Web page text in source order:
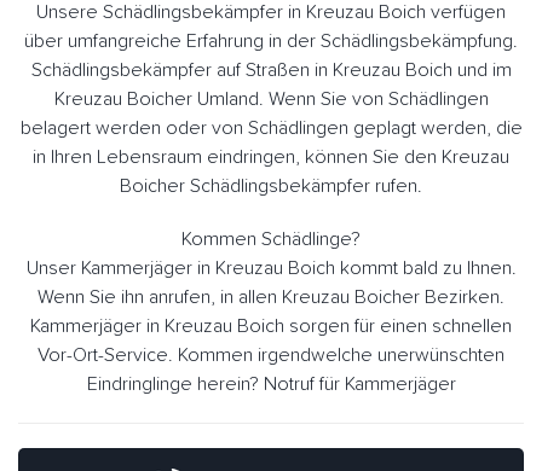
Unsere Schädlingsbekämpfer in Kreuzau Boich verfügen
über umfangreiche Erfahrung in der Schädlingsbekämpfung.
Schädlingsbekämpfer auf Straßen in Kreuzau Boich und im
Kreuzau Boicher Umland. Wenn Sie von Schädlingen
belagert werden oder von Schädlingen geplagt werden, die
in Ihren Lebensraum eindringen, können Sie den Kreuzau
Boicher Schädlingsbekämpfer rufen.
Kommen Schädlinge?
Unser Kammerjäger in Kreuzau Boich kommt bald zu Ihnen.
Wenn Sie ihn anrufen, in allen Kreuzau Boicher Bezirken.
Kammerjäger in Kreuzau Boich sorgen für einen schnellen
Vor-Ort-Service. Kommen irgendwelche unerwünschten
Eindringlinge herein? Notruf für Kammerjäger